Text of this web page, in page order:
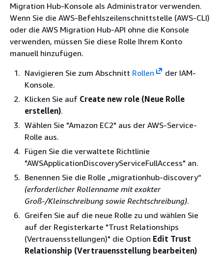
Migration Hub-Konsole als Administrator verwenden.
Wenn Sie die AWS-Befehlszeilenschnittstelle (AWS-CLI)
oder die AWS Migration Hub-API ohne die Konsole
verwenden, müssen Sie diese Rolle Ihrem Konto
manuell hinzufügen.
Navigieren Sie zum Abschnitt Rollen
der IAM-
Konsole.
Klicken Sie auf Create new role (Neue Rolle
erstellen).
Wählen Sie "Amazon EC2" aus der AWS-Service-
Rolle aus.
Fügen Sie die verwaltete Richtlinie
"AWSApplicationDiscoveryServiceFullAccess" an.
Benennen Sie die Rolle „migrationhub-discovery“
(erforderlicher Rollenname mit exakter
Groß-/Kleinschreibung sowie Rechtschreibung).
Greifen Sie auf die neue Rolle zu und wählen Sie
auf der Registerkarte "Trust Relationships
(Vertrauensstellungen)" die Option Edit Trust
Relationship (Vertrauensstellung bearbeiten)